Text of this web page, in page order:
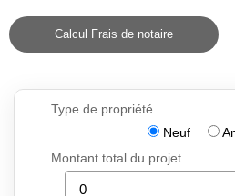
Calcul Frais de notaire